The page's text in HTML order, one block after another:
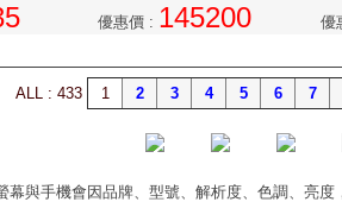
優惠價 : 145200
優
ALL : 433 1 2 3 4 5 6 7
幕與手機會因品牌、型號、解析度、色調、亮